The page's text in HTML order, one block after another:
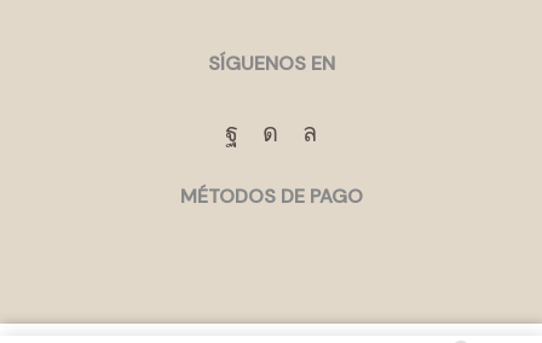
SÍGUENOS EN
Facebook
Instagram
Whatsapp
MÉTODOS DE PAGO